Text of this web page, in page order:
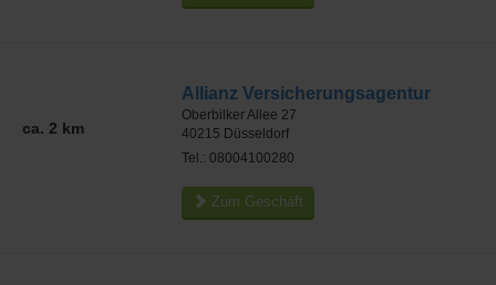
ca. 2 km
Allianz Versicherungsagentur
Oberbilker Allee 27
40215 Düsseldorf
Tel.: 08004100280
Zum Geschäft